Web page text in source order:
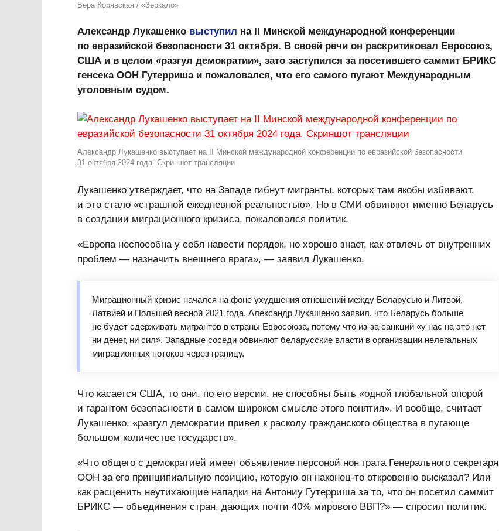
Вера Корявская / «Зеркало»
Александр Лукашенко выступил на II Минской международной конференции
по евразийской безопасности 31 октября. В своей речи он раскритиковал Евросоюз,
США и в целом «разгул демократии», зато заступился за посетившего саммит БРИКС
генсека ООН Гутерриша и пожаловался, что его самого пугают Международным
уголовным судом.
Александр Лукашенко выступает на II Минской международной конференции по евразийской безопасности
31 октября 2024 года. Скриншот трансляции
Лукашенко утверждает, что на Западе гибнут мигранты, которых там якобы избивают,
и это стало «страшной ежедневной реальностью». Но в СМИ обвиняют именно Беларусь
в создании миграционного кризиса, пожаловался политик.
«Европа неспособна у себя навести порядок, но хорошо знает, как отвлечь от внутренних
проблем — назначить внешнего врага», — заявил Лукашенко.
Миграционный кризис начался на фоне ухудшения отношений между Беларусью и Литвой,
Латвией и Польшей весной 2021 года. Александр Лукашенко заявил, что Беларусь больше
не будет сдерживать мигрантов в страны Евросоюза, потому что из-за санкций «у нас на это нет
ни денег, ни сил». Западные соседи обвиняют беларусские власти в организации нелегальных
миграционных потоков через границу.
Что касается США, то они, по его версии, не способны быть «одной глобальной опорой
и гарантом безопасности в самом широком смысле этого понятия». И вообще, считает
Лукашенко, «разгул демократии привел к расколу гражданского общества в пугающе
большом количестве государств».
«Что общего с демократией имеет объявление персоной нон грата Генерального секретаря
ООН за его принципиальную позицию, которую он наконец-то откровенно высказал? Или
как расценить неутихающие нападки на Антониу Гутерриша за то, что он посетил саммит
БРИКС — объединения стран, дающих почти 40% мирового ВВП?» — спросил политик.